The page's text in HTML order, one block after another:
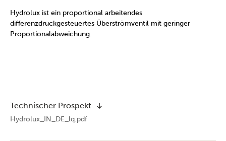
Hydrolux ist ein proportional arbeitendes
differenzdruckgesteuertes Überströmventil mit geringer
Proportionalabweichung.
Technischer Prospekt
Hydrolux_IN_DE_lq.pdf